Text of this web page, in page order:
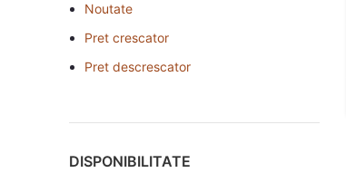
Noutate
Pret crescator
Pret descrescator
DISPONIBILITATE